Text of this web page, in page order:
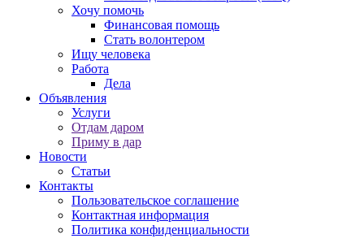
Хочу помочь
Финансовая помощь
Стать волонтером
Ищу человека
Работа
Дела
Объявления
Услуги
Отдам даром
Приму в дар
Новости
Статьи
Контакты
Пользовательское соглашение
Контактная информация
Политика конфиденциальности